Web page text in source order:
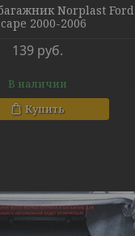
Norplast Ford
2000-2006
139 руб.
В наличии
Купить